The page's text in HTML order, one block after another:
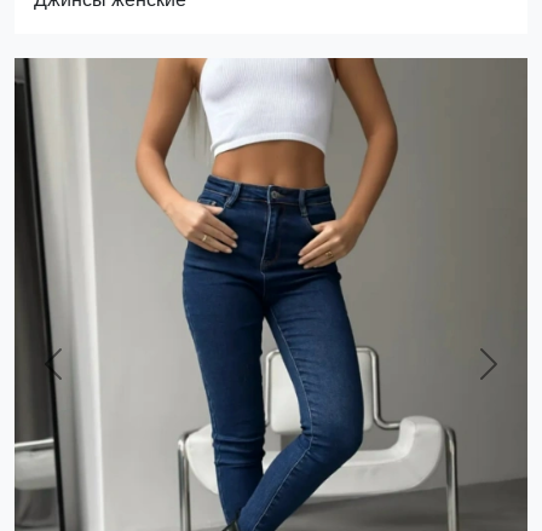
Previous Next